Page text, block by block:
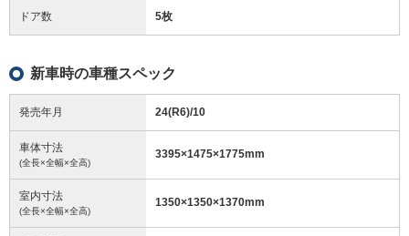
ドア数 5枚
新車時の車種スペック
発売年月 24(R6)/10
車体寸法
(全長×全幅×全高)
3395×1475×1775mm
室内寸法
(全長×全幅×全高)
1350×1350×1370mm